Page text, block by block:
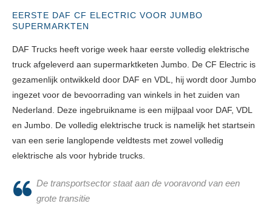
EERSTE DAF CF ELECTRIC VOOR JUMBO
SUPERMARKTEN
DAF Trucks heeft vorige week haar eerste volledig elektrische
truck afgeleverd aan supermarktketen Jumbo. De CF Electric is
gezamenlijk ontwikkeld door DAF en VDL, hij wordt door Jumbo
ingezet voor de bevoorrading van winkels in het zuiden van
Nederland. Deze ingebruikname is een mijlpaal voor DAF, VDL
en Jumbo. De volledig elektrische truck is namelijk het startsein
van een serie langlopende veldtests met zowel volledig
elektrische als voor hybride trucks.
De transportsector staat aan de vooravond van een
grote transitie